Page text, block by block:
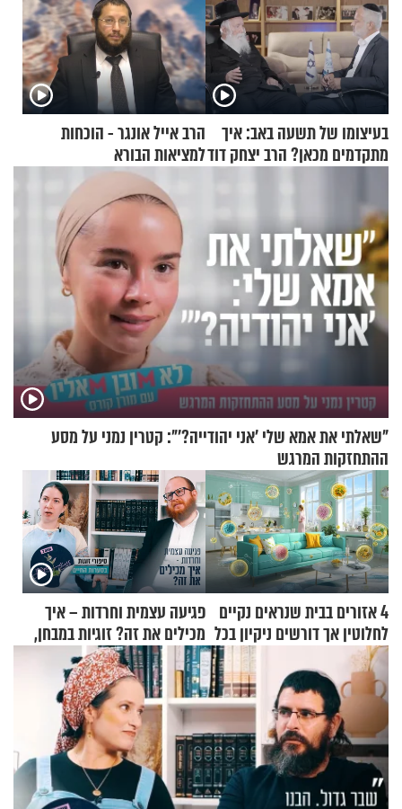
בעיצומו של תשעה באב: איך
מתקדמים מכאן? הרב יצחק דוד
הרב אייל אונגר - הוכחות
למציאות הבורא
"שאלתי את אמא שלי 'אני יהודייה?'": קטרין נמני על מסע
ההתחזקות המרגש
4 אזורים בבית שנראים נקיים
לחלוטין אך דורשים ניקיון בכל
סוף שבוע
פגיעה עצמית וחרדות – איך
מכילים את זה? זוגיות במבחן,
הפעם עם יהודית ואלתר כהן